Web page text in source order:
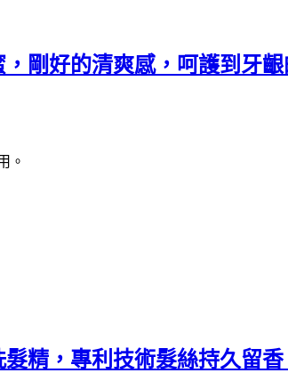
剛好的清爽感，呵護到牙
。
精，專利技術髮絲持久留香